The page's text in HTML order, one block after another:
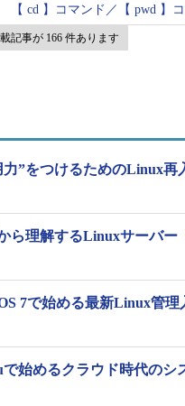
ドの書式
[ファイル実行時の引数]
ドと.コマンドにはオプシ
【 cd 】コマンド／【 pwd
記事が 166 件あります
”をつけるためのLinux再
ら理解するLinuxサーバー
7で始める最新Linux管理
で始めるクラウド時代のシ